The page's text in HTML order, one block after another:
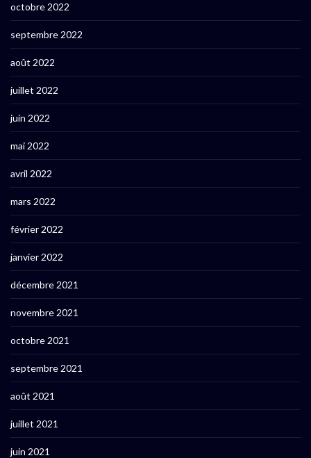
octobre 2022
septembre 2022
août 2022
juillet 2022
juin 2022
mai 2022
avril 2022
mars 2022
février 2022
janvier 2022
décembre 2021
novembre 2021
octobre 2021
septembre 2021
août 2021
juillet 2021
juin 2021